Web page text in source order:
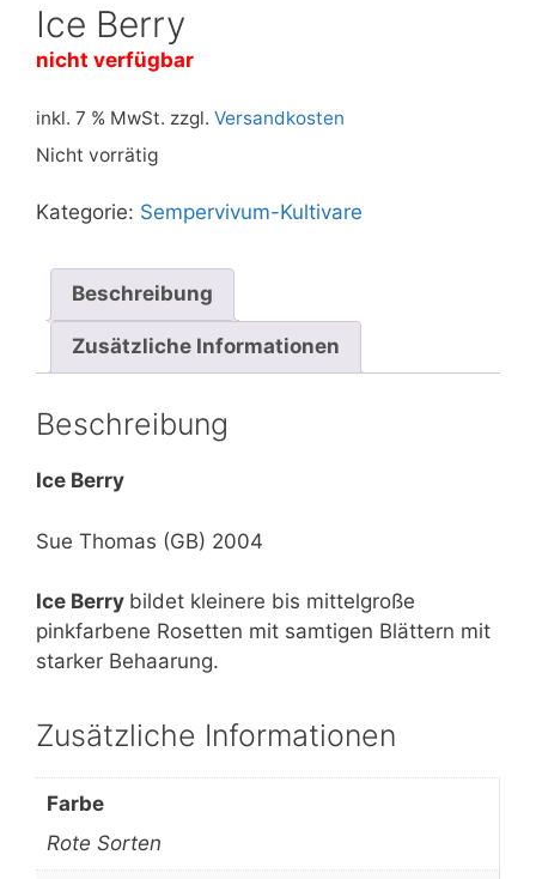
Ice Berry
nicht verfügbar
inkl. 7 % MwSt. zzgl. Versandkosten
Nicht vorrätig
Kategorie: Sempervivum-Kultivare
Beschreibung
Zusätzliche Informationen
Beschreibung
Ice Berry
Sue Thomas (GB) 2004
Ice Berry bildet kleinere bis mittelgroße
pinkfarbene Rosetten mit samtigen Blättern mit
starker Behaarung.
Zusätzliche Informationen
Farbe
Rote Sorten